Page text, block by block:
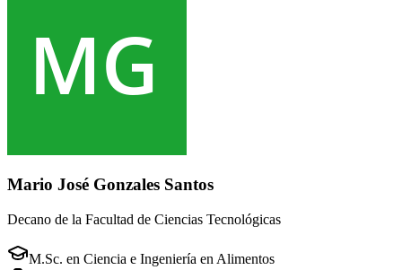
Mario José Gonzales Santos
Decano de la Facultad de Ciencias Tecnológicas
M.Sc. en Ciencia e Ingeniería en Alimentos